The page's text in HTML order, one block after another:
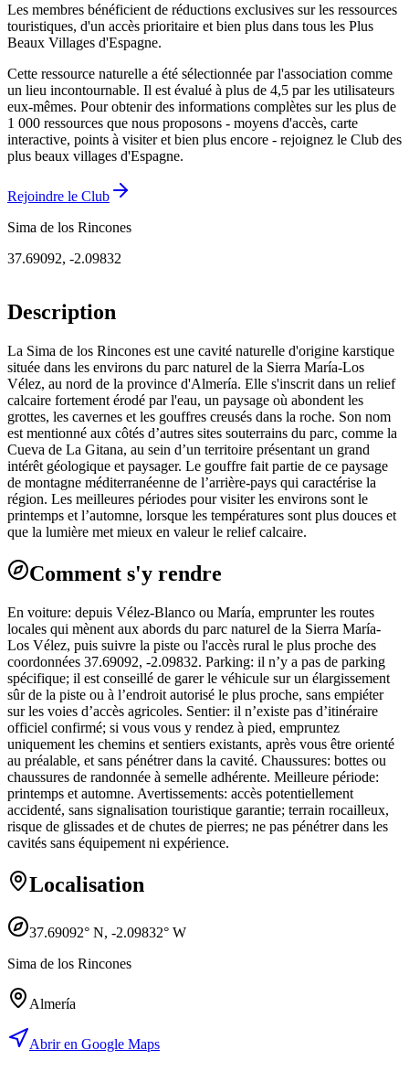
Les membres bénéficient de réductions exclusives sur les ressources
touristiques, d'un accès prioritaire et bien plus dans tous les Plus
Beaux Villages d'Espagne.
Cette ressource naturelle a été sélectionnée par l'association comme
un lieu incontournable. Il est évalué à plus de 4,5 par les utilisateurs
eux-mêmes. Pour obtenir des informations complètes sur les plus de
1 000 ressources que nous proposons - moyens d'accès, carte
interactive, points à visiter et bien plus encore - rejoignez le Club des
plus beaux villages d'Espagne.
Rejoindre le Club
Sima de los Rincones
37.69092, -2.09832
Description
La Sima de los Rincones est une cavité naturelle d'origine karstique
située dans les environs du parc naturel de la Sierra María-Los
Vélez, au nord de la province d'Almería. Elle s'inscrit dans un relief
calcaire fortement érodé par l'eau, un paysage où abondent les
grottes, les cavernes et les gouffres creusés dans la roche. Son nom
est mentionné aux côtés d’autres sites souterrains du parc, comme la
Cueva de La Gitana, au sein d’un territoire présentant un grand
intérêt géologique et paysager. Le gouffre fait partie de ce paysage
de montagne méditerranéenne de l’arrière-pays qui caractérise la
région. Les meilleures périodes pour visiter les environs sont le
printemps et l’automne, lorsque les températures sont plus douces et
que la lumière met mieux en valeur le relief calcaire.
Comment s'y rendre
En voiture: depuis Vélez-Blanco ou María, emprunter les routes
locales qui mènent aux abords du parc naturel de la Sierra María-
Los Vélez, puis suivre la piste ou l'accès rural le plus proche des
coordonnées 37.69092, -2.09832. Parking: il n’y a pas de parking
spécifique; il est conseillé de garer le véhicule sur un élargissement
sûr de la piste ou à l’endroit autorisé le plus proche, sans empiéter
sur les voies d’accès agricoles. Sentier: il n’existe pas d’itinéraire
officiel confirmé; si vous vous y rendez à pied, empruntez
uniquement les chemins et sentiers existants, après vous être orienté
au préalable, et sans pénétrer dans la cavité. Chaussures: bottes ou
chaussures de randonnée à semelle adhérente. Meilleure période:
printemps et automne. Avertissements: accès potentiellement
accidenté, sans signalisation touristique garantie; terrain rocailleux,
risque de glissades et de chutes de pierres; ne pas pénétrer dans les
cavités sans équipement ni expérience.
Localisation
37.69092° N, -2.09832° W
Sima de los Rincones
Almería
Abrir en Google Maps